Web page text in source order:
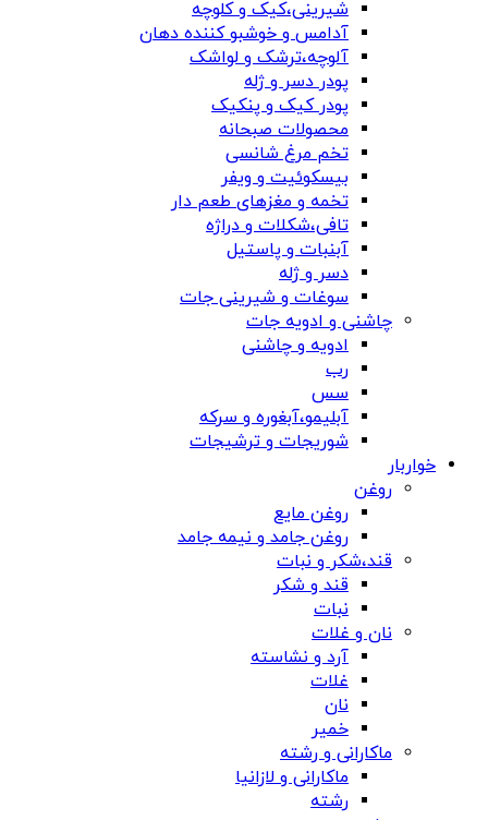
شیرینی،کیک و کلوچه
آدامس و خوشبو کننده دهان
آلوچه،ترشک و لواشک
پودر دسر و ژله
پودر کیک و پنکیک
محصولات صبحانه
تخم مرغ شانسی
بیسکوئیت و ویفر
تخمه و مغزهای طعم دار
تافی،شکلات و دراژه
آبنبات و پاستیل
دسر و ژله
سوغات و شیرینی جات
چاشنی و ادویه جات
ادویه و چاشنی
رب
سس
آبلیمو،آبغوره و سرکه
شوریجات و ترشیجات
خواربار
روغن
روغن مایع
روغن جامد و نیمه جامد
قند،شکر و نبات
قند و شکر
نبات
نان و غلات
آرد و نشاسته
غلات
نان
خمیر
ماکارانی و رشته
ماکارانی و لازانیا
رشته